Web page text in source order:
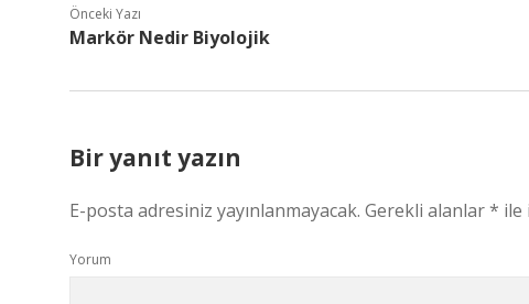
Önceki Yazı
Markör Nedir Biyolojik
Bir yanıt yazın
E-posta adresiniz yayınlanmayacak. Gerekli alanlar* ile
Yorum